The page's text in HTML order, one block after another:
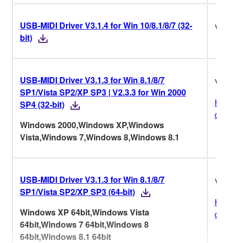
USB-MIDI Driver V3.1.4 for Win 10/8.1/8/7 (32-
bit)
USB-MIDI Driver V3.1.3 for Win 8.1/8/7
SP1/Vista SP2/XP SP3 | V2.3.3 for Win 2000
SP4 (32-bit)
Windows 2000,Windows XP,Windows
Vista,Windows 7,Windows 8,Windows 8.1
USB-MIDI Driver V3.1.3 for Win 8.1/8/7
SP1/Vista SP2/XP SP3 (64-bit)
Windows XP 64bit,Windows Vista
64bit,Windows 7 64bit,Windows 8
64bit,Windows 8.1 64bit